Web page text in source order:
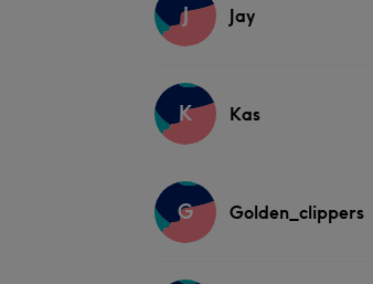
J Jay
K Kas
G Golden_clippers